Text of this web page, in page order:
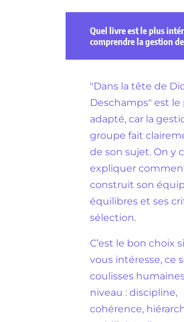
Quel livre est le plus
comprendre la gestion
"Dans la tête de
Deschamps" est le
adapté, car la
groupe fait
de son sujet. On y
expliquer
construit son
équilibres et ses
sélection.
C’est le bon choix
vous intéresse, ce
coulisses
niveau : discipline,
cohérence,